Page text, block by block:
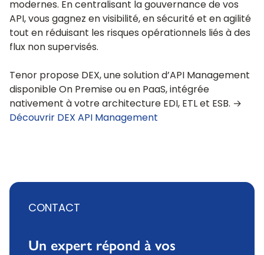
modernes. En centralisant la gouvernance de vos
API, vous gagnez en visibilité, en sécurité et en agilité
tout en réduisant les risques opérationnels liés à des
flux non supervisés.
Tenor propose DEX, une solution d’API Management
disponible On Premise ou en PaaS, intégrée
nativement à votre architecture EDI, ETL et ESB. →
Découvrir DEX API Management
CONTACT
Un expert répond à vos